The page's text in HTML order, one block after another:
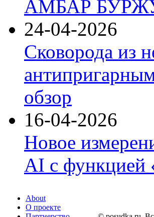
АМБАР
24-04-2026
Сковорода из
обзор
16-04-2026
Новое
AI с функцией
About
О проекте